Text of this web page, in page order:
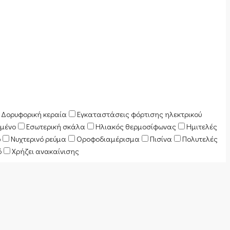
Δορυφορική κεραία
Εγκαταστάσεις φόρτισης ηλεκτρικού
Εσωτερική σκάλα Ηλιακός θερμοσίφωνας
Ημιτελές
Νυχτερινό ρεύμα Οροφοδιαμέρισμα Πισίνα
Πολυτελές
Χρήζει ανακαίνισης